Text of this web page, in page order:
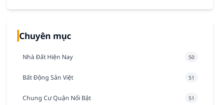
Chuyên mục
Nhà Đất Hiện Nay 50
Bất Động Sản Việt 51
Chung Cư Quận Nổi Bật 51